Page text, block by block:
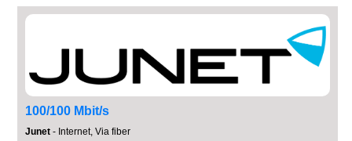
100/100 Mbit/s
Junet - Internet, Via fiber